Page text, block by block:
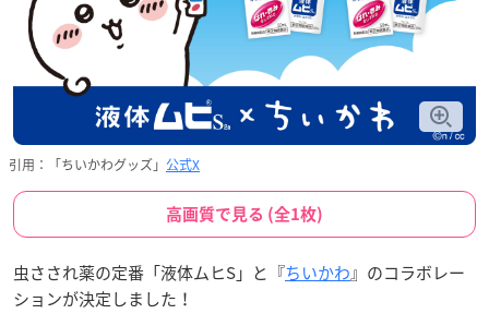
引用：「ちいかわグッズ」 公式X
高画質で見る (全1枚)
虫さされ薬の定番「液体ムヒS」と『ちいかわ』のコラボレー
ションが決定しました！